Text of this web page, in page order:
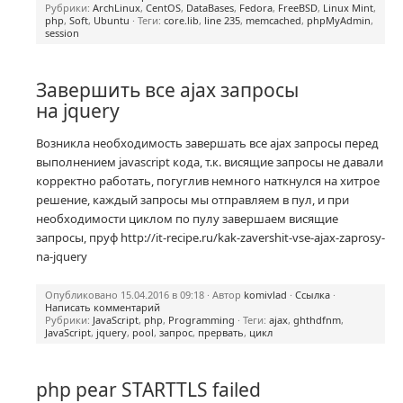
Рубрики: ArchLinux, CentOS, DataBases, Fedora, FreeBSD, Linux Mint,
php, Soft, Ubuntu · Теги: core.lib, line 235, memcached, phpMyAdmin,
session
Завершить все ajax запросы
на jquery
Возникла необходимость завершать все ajax запросы перед
выполнением javascript кода, т.к. висящие запросы не давали
корректно работать, погуглив немного наткнулся на хитрое
решение, каждый запросы мы отправляем в пул, и при
необходимости циклом по пулу завершаем висящие
запросы, пруф http://it-recipe.ru/kak-zavershit-vse-ajax-zaprosy-
na-jquery
Опубликовано 15.04.2016 в 09:18 · Автор komivlad · Ссылка ·
Написать комментарий
Рубрики: JavaScript, php, Programming · Теги: ajax, ghthdfnm,
JavaScript, jquery, pool, запрос, прервать, цикл
php pear STARTTLS failed